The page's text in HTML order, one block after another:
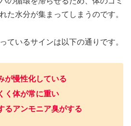
た水分が集まってしまうのです。
ているサインは以下の通りです。
が慢性化している
く体が常に重い
るアンモニア臭がする